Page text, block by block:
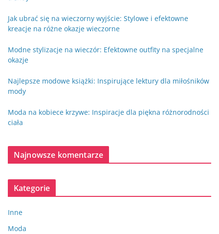
Jak ubrać się na wieczorny wyjście: Stylowe i efektowne
kreacje na różne okazje wieczorne
Modne stylizacje na wieczór: Efektowne outfity na specjalne
okazje
Najlepsze modowe książki: Inspirujące lektury dla miłośników
mody
Moda na kobiece krzywe: Inspiracje dla piękna różnorodności
ciała
Najnowsze komentarze
Kategorie
Inne
Moda